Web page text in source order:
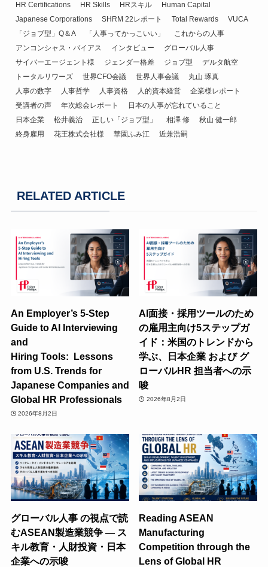
HR Certifications
HR Skills HRスキル
Human Capital
Japanese Corporations
SHRM 22レポート Total Rewards
VUCA
「ジョブ型」Q＆A
「人事ってかっこいい」
これからの人事
アンコンシャス・バイアス
インタビュー
グローバル人事
サイバーエージェント様
ジェンダー格差 ジョブ型
デルタ航空
トータルリワーズ
世界CFO会議 世界人事会議
丸山 琢真
人事の数字
人事哲学 人事資格 人的資本経営
企業様レポート
受講者の声
年次総会レポート
日本の人事が忘れていること
日本企業
松井義治 正しい「ジョブ型」 相澤 修
秋山 健一郎
終身雇用
花王株式会社様 華園ふみ江 近兼浩嗣
RELATED ARTICLE
An Employer’s 5-Step
Guide to AI Interviewing
and
Hiring Tools: Lessons
from U.S. Trends for
Japanese Companies and
Global HR Professionals
2026年8月2日
AI面接・採用ツールのため
の雇用主向け5ステップガ
イド：米国のトレンドから
学ぶ、日本企業 および グ
ローバルHR 担当者への示
唆
2026年8月2日
グローバル人事 の視点で読
むASEAN製造業競争 ― ス
キル教育・人財投資・日本
企業への示唆
Reading ASEAN
Manufacturing
Competition through the
Lens of Global HR